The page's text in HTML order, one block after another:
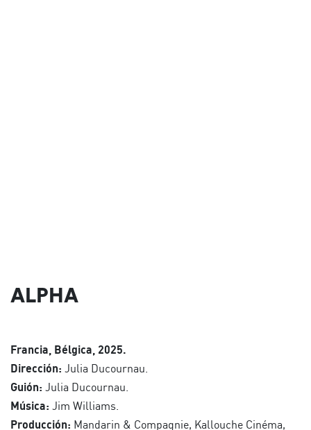
ALPHA
Francia, Bélgica, 2025.
Dirección: Julia Ducournau.
Guión: Julia Ducournau.
Música: Jim Williams.
Producción: Mandarin & Compagnie, Kallouche Cinéma,